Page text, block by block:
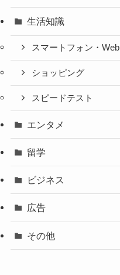
生活知識
スマートフォン・Web
ショッピング
スピードテスト
エンタメ
留学
ビジネス
広告
その他